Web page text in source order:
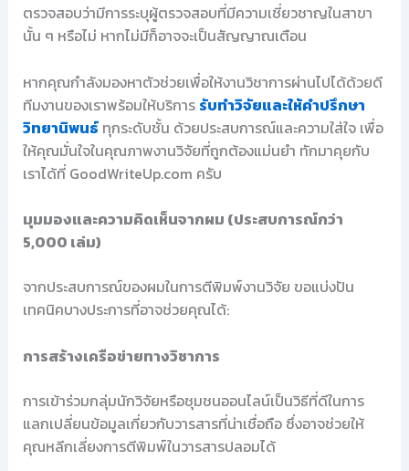
ตรวจสอบว่ามีการระบุผู้ตรวจสอบที่มีความเชี่ยวชาญในสาขา
นั้น ๆ หรือไม่ หากไม่มีก็อาจจะเป็นสัญญาณเตือน
หากคุณกำลังมองหาตัวช่วยเพื่อให้งานวิชาการผ่านไปได้ด้วยดี
ทีมงานของเราพร้อมให้บริการ รับทำวิจัยและให้คำปรึกษา
วิทยานิพนธ์ทุกระดับชั้น ด้วยประสบการณ์และความใส่ใจ เพื่อ
ให้คุณมั่นใจในคุณภาพงานวิจัยที่ถูกต้องแม่นยำ ทักมาคุยกับ
เราได้ที่ GoodWriteUp.com ครับ
มุมมองและความคิดเห็นจากผม (ประสบการณ์กว่า
5,000 เล่ม)
จากประสบการณ์ของผมในการตีพิมพ์งานวิจัย ขอแบ่งปัน
เทคนิคบางประการที่อาจช่วยคุณได้:
การสร้างเครือข่ายทางวิชาการ
การเข้าร่วมกลุ่มนักวิจัยหรือชุมชนออนไลน์เป็นวิธีที่ดีในการ
แลกเปลี่ยนข้อมูลเกี่ยวกับวารสารที่น่าเชื่อถือ ซึ่งอาจช่วยให้
คุณหลีกเลี่ยงการตีพิมพ์ในวารสารปลอมได้